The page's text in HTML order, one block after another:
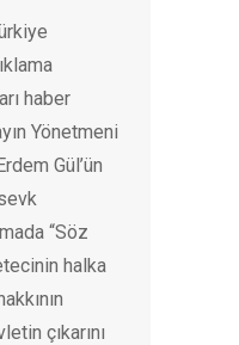
haber
Yönetmeni
Gül’ün
“Söz
halka
çıkarını